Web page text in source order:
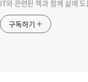
IT와 관련된 책과 함께 삶에
구독하기